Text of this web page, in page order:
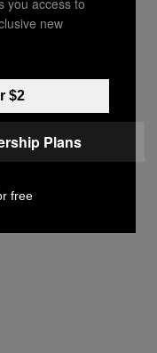
klein zu
new
$2
Plans
free